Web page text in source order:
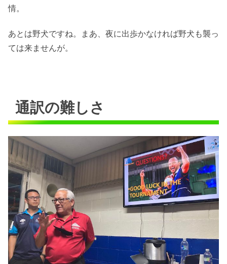
情。
あとは野犬ですね。まあ、夜に出歩かなければ野犬も襲っ
ては来ませんが。
通訳の難しさ